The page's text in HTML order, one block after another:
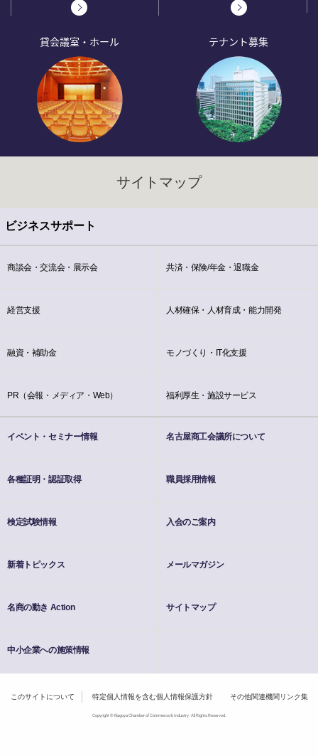
貸会議室・ホール テナント募集
サイトマップ
ビジネスサポート
商談会・交流会・展示会
経営支援
融資・補助金
PR（会報・メディア・Web）
共済・保険/年金・退職金
人材確保・人材育成・能力開発
モノづくり・IT化支援
福利厚生・施設サービス
イベント・セミナー情報
各種証明・認証取得
検定試験情報
新着トピックス
名商の動き Action
中小企業への施策情報
名古屋商工会議所について
職員採用情報
入会のご案内
メールマガジン
サイトマップ
このサイトについて 特定個人情報を含む個人情報保護方針 その他関連機関リンク集
Copyright © Nagoya Chamber of Commerce & Industry. All Rights Reserved.